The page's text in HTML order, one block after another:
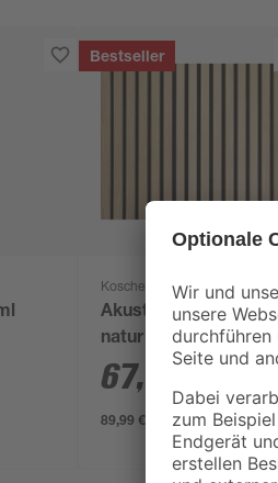
Bestseller
Kosche
Akustik-Paneel Eiche
natur furniert 2400 x
561 x 19 mm
67,
89,99 € / Pack